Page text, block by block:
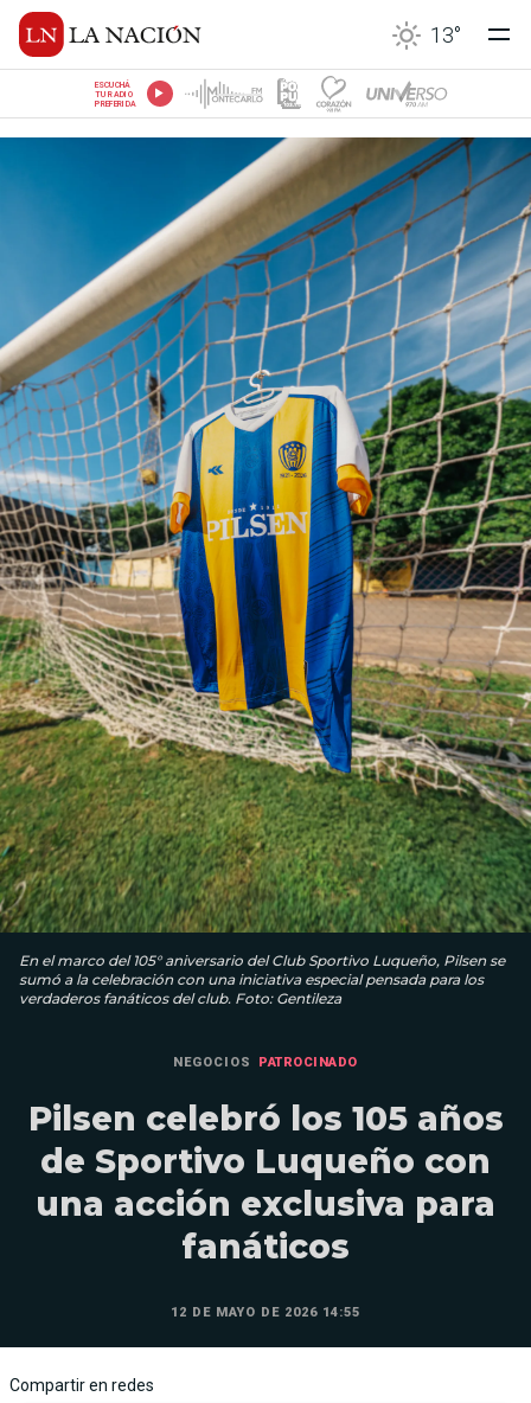
13°
ESCUCHÁ
TU RADIO
PREFERIDA
En el marco del 105° aniversario del Club Sportivo Luqueño, Pilsen se
sumó a la celebración con una iniciativa especial pensada para los
verdaderos fanáticos del club. Foto: Gentileza
NEGOCIOS PATROCINADO
Pilsen celebró los 105 años
de Sportivo Luqueño con
una acción exclusiva para
fanáticos
12 DE MAYO DE 2026 14:55
Compartir en redes